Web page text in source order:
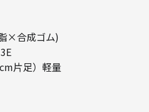
×合成ゴム)
片足）軽量